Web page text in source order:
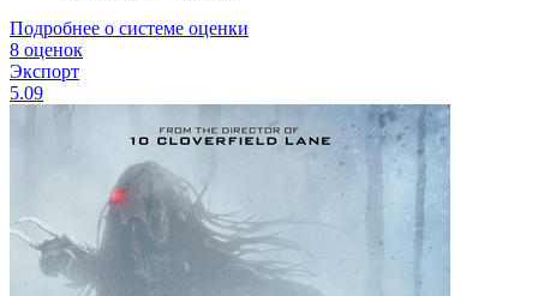
Подробнее о системе оценки
8 оценок
Экспорт
5.09